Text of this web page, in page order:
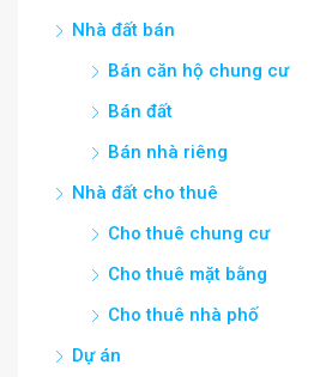
Nhà đất bán
Bán căn hộ chung cư
Bán đất
Bán nhà riêng
Nhà đất cho thuê
Cho thuê chung cư
Cho thuê mặt bằng
Cho thuê nhà phố
Dự án